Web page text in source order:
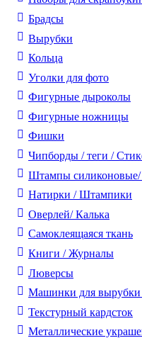
Брадсы
Вырубки
Кольца
Уголки для фото
Фигурные дыроколы
Фигурные ножницы
Фишки
Чипборды / теги /
Штампы силиконовые/
Натирки / Штампики
Оверлей/ Калька
Самоклеящаяся ткань
Книги / Журналы
Люверсы
Машинки для
Текстурный кардсток
Металлические